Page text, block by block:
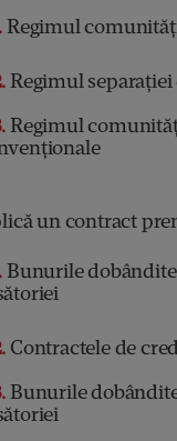
Regimul
Regimul
Regimul
un contract
Bunurile
Contractele de
Bunurile